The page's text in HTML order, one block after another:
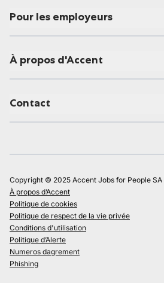
Pour les employeurs
À propos d'Accent
Contact
Copyright © 2025 Accent Jobs for People SA
À propos d’Accent
Politique de cookies
Politique de respect de la vie privée
Conditions d'utilisation
Politique d’Alerte
Numeros dagrement
Phishing